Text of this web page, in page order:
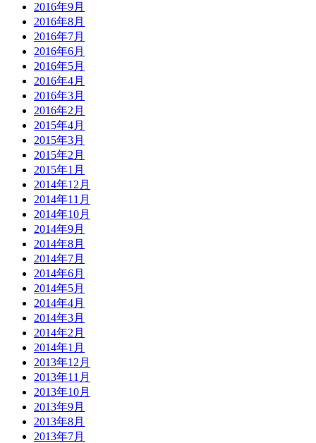
2016年9月
2016年8月
2016年7月
2016年6月
2016年5月
2016年4月
2016年3月
2016年2月
2015年4月
2015年3月
2015年2月
2015年1月
2014年12月
2014年11月
2014年10月
2014年9月
2014年8月
2014年7月
2014年6月
2014年5月
2014年4月
2014年3月
2014年2月
2014年1月
2013年12月
2013年11月
2013年10月
2013年9月
2013年8月
2013年7月